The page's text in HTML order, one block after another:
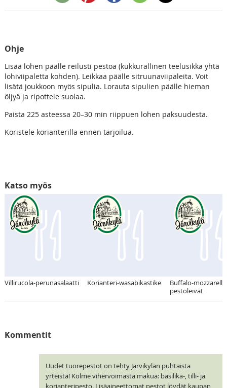
Ohje
Lisää lohen päälle reilusti pestoa (kukkurallinen teelusikka yhtä
lohiviipaletta kohden). Leikkaa päälle sitruunaviipaleita. Voit
lisätä joukkoon myös sipulia. Lorauta sipulien päälle hieman
öljyä ja ripottele suolaa.
Paista 225 asteessa 20–30 min riippuen lohen paksuudesta.
Koristele korianterilla ennen tarjoilua.
Katso myös
Villirucola-perunasalaatti Korianteri-wasabikastike
Buffalo-
pestoleivät
Kommentit
Uudet tuorepestot on tehty Järvikylän puhtaista
yrteistä! Kolme vihervoimasta makua: basilika-, tilli- ja
korianteripesto. Lisäaineettomat pestot löydät kaupan